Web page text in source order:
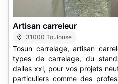
Artisan carreleur
31000 Toulouse
Tosun carrelage, artisan
types de carrelage, du
dalles xxl, pour vos projets
particuliers comme des